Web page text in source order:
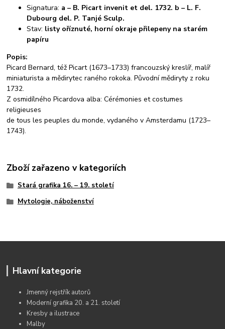
Signatura: a – B. Picart invenit et del. 1732. b – L. F.
Dubourg del. P. Tanjé Sculp.
Stav: listy oříznuté, horní okraje přilepeny na starém
papíru
Popis:
Picard Bernard, též Picart (1673–1733) francouzský kreslíř, malíř
miniaturista a mědirytec raného rokoka. Původní mědiryty z roku
1732.
Z osmidílného Picardova alba: Cérémonies et costumes
religieuses
de tous les peuples du monde, vydaného v Amsterdamu (1723–
1743).
Zboží zařazeno v kategoriích
Stará grafika 16. – 19. století
Mytologie, náboženství
Hlavní kategorie
Jmenný rejstřík autorů
Moderní grafika 20. a 21. století
Kresby a ilustrace
Malby